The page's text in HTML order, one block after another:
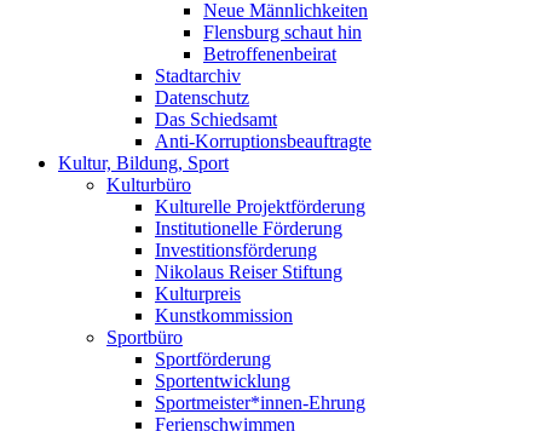
Neue Männlichkeiten
Flensburg schaut hin
Betroffenenbeirat
Stadtarchiv
Datenschutz
Das Schiedsamt
Anti-Korruptionsbeauftragte
Kultur, Bildung, Sport
Kulturbüro
Kulturelle Projektförderung
Institutionelle Förderung
Investitionsförderung
Nikolaus Reiser Stiftung
Kulturpreis
Kunstkommission
Sportbüro
Sportförderung
Sportentwicklung
Sportmeister*innen-Ehrung
Ferienschwimmen